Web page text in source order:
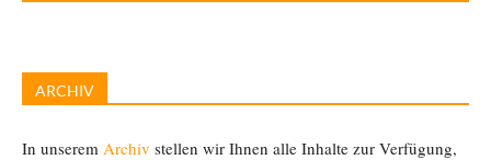
ARCHIV
In unserem Archiv stellen wir Ihnen alle Inhalte zur Verfügung,